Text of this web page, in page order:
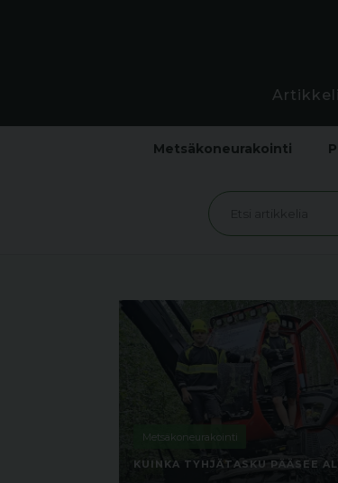
Metsäkoneurakointi
Metsäkoneurakointi
KUINKA TYHJÄTASKU PÄÄSEE